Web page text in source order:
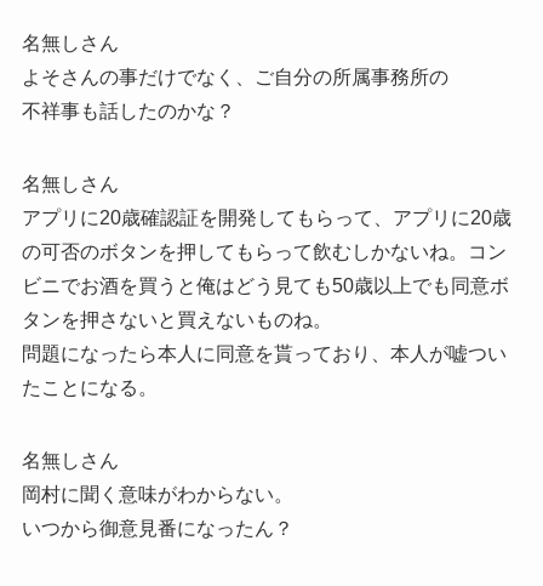
名無しさん
よそさんの事だけでなく、ご自分の所属事務所の
不祥事も話したのかな？
名無しさん
アプリに20歳確認証を開発してもらって、アプリに20歳
の可否のボタンを押してもらって飲むしかないね。コン
ビニでお酒を買うと俺はどう見ても50歳以上でも同意ボ
タンを押さないと買えないものね。
問題になったら本人に同意を貰っており、本人が嘘つい
たことになる。
名無しさん
岡村に聞く意味がわからない。
いつから御意見番になったん？